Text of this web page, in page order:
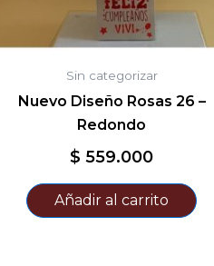
Sin categorizar
Nuevo Diseño Rosas 26 –
Redondo
$ 559.000
Añadir al carrito